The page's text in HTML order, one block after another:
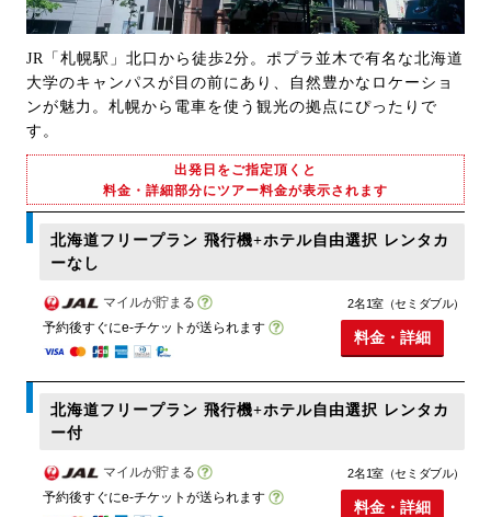
JR「札幌駅」北口から徒歩2分。ポプラ並木で有名な北海道
大学のキャンパスが目の前にあり、自然豊かなロケーショ
ンが魅力。札幌から電車を使う観光の拠点にぴったりで
す。
出発日をご指定頂くと
料金・詳細部分にツアー料金が表示されます
北海道フリープラン 飛行機+ホテル自由選択 レンタカ
ーなし
マイルが貯まる
予約後すぐにe-チケットが送られます
2名1室（セミダブル）
料金・詳細
北海道フリープラン 飛行機+ホテル自由選択 レンタカ
ー付
マイルが貯まる
予約後すぐにe-チケットが送られます
2名1室（セミダブル）
料金・詳細